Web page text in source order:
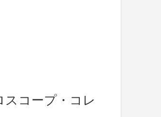
スコープ・コレ